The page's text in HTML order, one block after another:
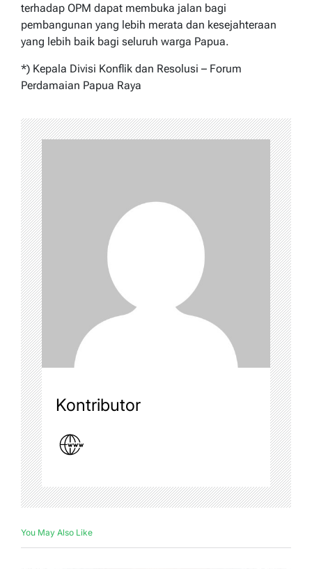
terhadap OPM dapat membuka jalan bagi
pembangunan yang lebih merata dan kesejahteraan
yang lebih baik bagi seluruh warga Papua.
*) Kepala Divisi Konflik dan Resolusi – Forum
Perdamaian Papua Raya
Kontributor
You May Also Like